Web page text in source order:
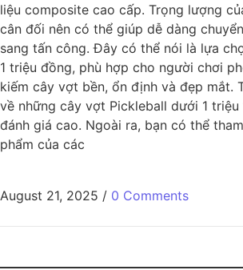
liệu composite cao cấp. Trọng lượng
cân đối nên có thể giúp dễ dàng
sang tấn công. Đây có thể nói là lựa
1 triệu đồng, phù hợp cho người chơi
kiếm cây vợt bền, ổn định và đẹp mắt.
về những cây vợt Pickleball dưới 1 triệu
đánh giá cao. Ngoài ra, bạn có thể
phẩm của các
August 21, 2025 / 0 Comments